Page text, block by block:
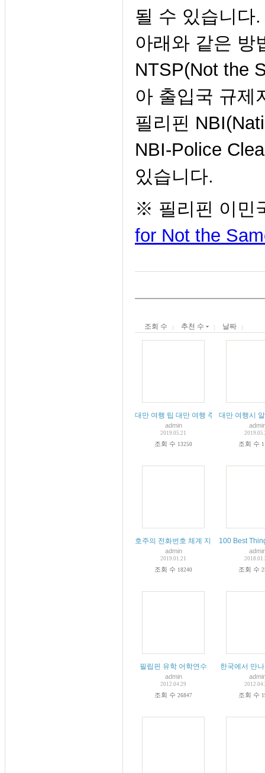
될 수 있습니다
아래와 같은 방
NTSP(Not the
아 출입국 규제
필리핀
NBI-Police
있습니다.
※ 필리핀 이민
for Not the
조회 수 추천 수 날짜
대만 여행 팁 대만 여행 주의사항
admin
2019.05.21
조회 수 13250
대만 여행시
조회 수
호주의 전화번호 체계 지역번호 특수번호
admin
2019.01.21
조회 수 18240
100 Best
조회 수
필립핀 유학 어학연수
admin
2012.04.29
조회 수 26847
한국에서 만
조회 수